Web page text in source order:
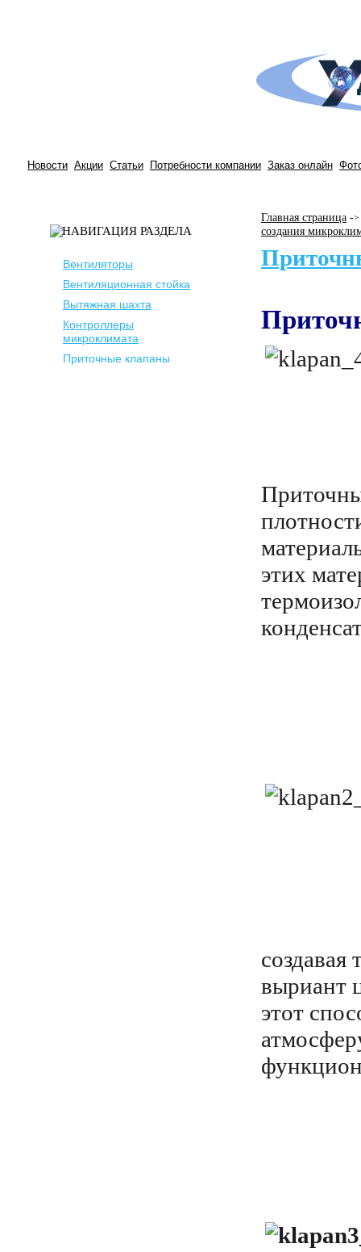
Новости Акции Статьи Потребности компании Заказ онлайн
Главная страница ->
создания
Вентиляторы
Вентиляционная стойка
Вытяжная шахта
Контроллеры
микроклимата
Приточные клапаны
этих
выриант
этот